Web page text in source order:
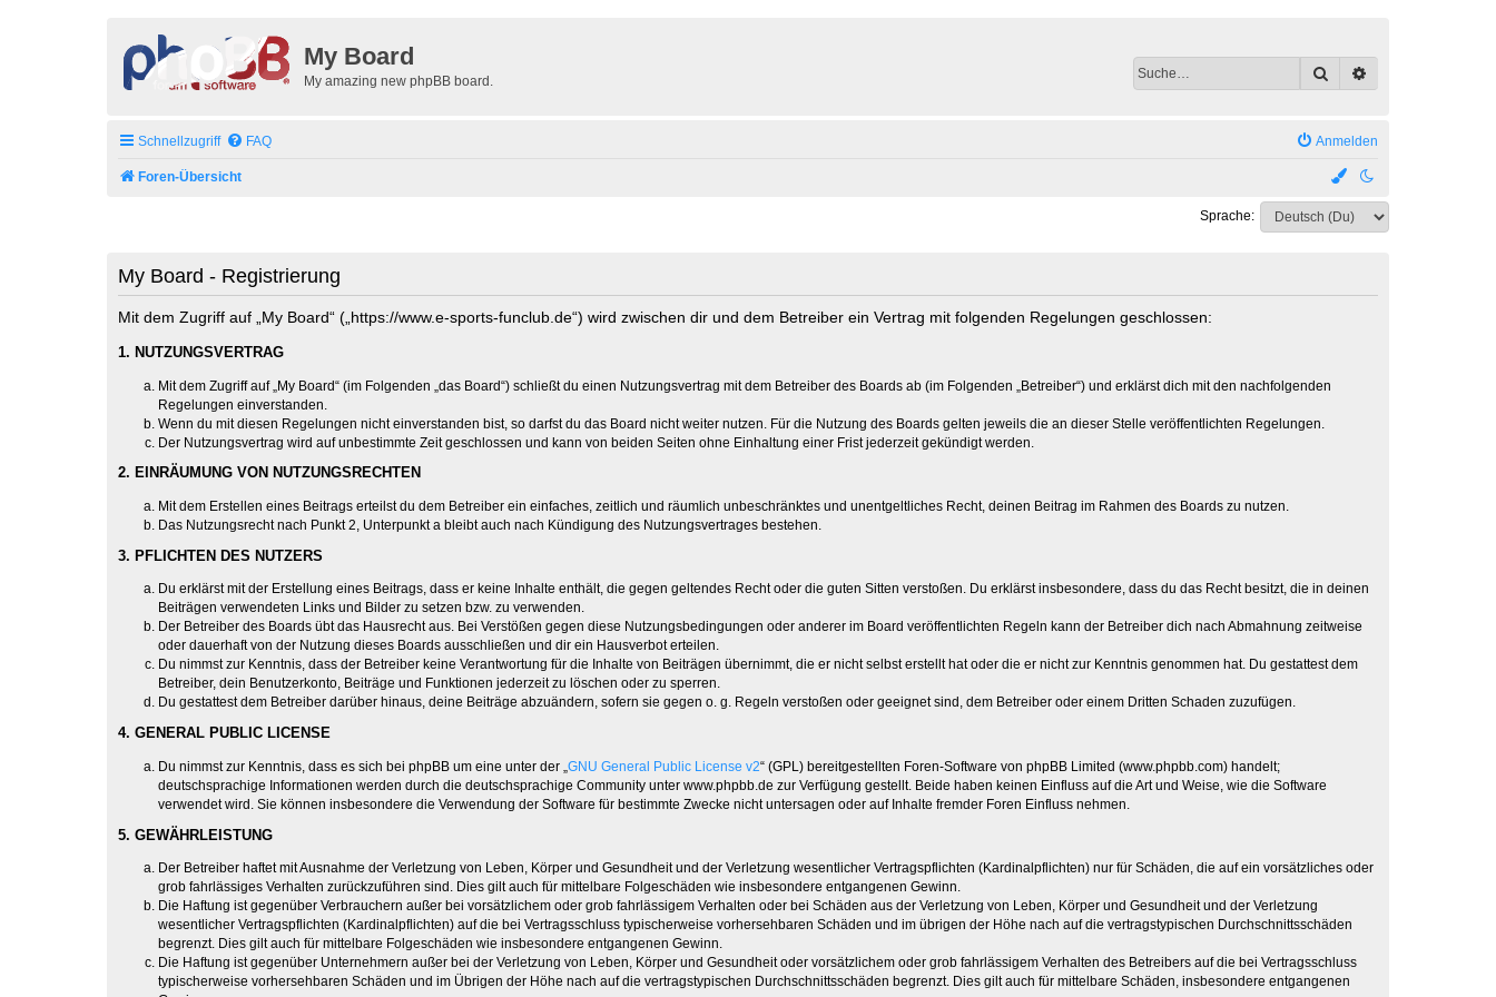
My Board
My amazing new phpBB board. Suche
Schnellzugriff FAQ Anmelden
Foren-Übersicht
Sprache:
My Board - Registrierung
Mit dem Zugriff auf „My Board“ („https://www.e-sports-funclub.de“) wird zwischen dir und dem Betreiber ein Vertrag mit folgenden Regelungen geschlossen:
1. NUTZUNGSVERTRAG
Mit dem Zugriff auf „My Board“ (im Folgenden „das Board“) schließt du einen Nutzungsvertrag mit dem Betreiber des Boards ab (im Folgenden „Betreiber“) und erklärst dich mit den nachfolgenden
Regelungen einverstanden.
Wenn du mit diesen Regelungen nicht einverstanden bist, so darfst du das Board nicht weiter nutzen. Für die Nutzung des Boards gelten jeweils die an dieser Stelle veröffentlichten Regelungen.
Der Nutzungsvertrag wird auf unbestimmte Zeit geschlossen und kann von beiden Seiten ohne Einhaltung einer Frist jederzeit gekündigt werden.
2. EINRÄUMUNG VON NUTZUNGSRECHTEN
Mit dem Erstellen eines Beitrags erteilst du dem Betreiber ein einfaches, zeitlich und räumlich unbeschränktes und unentgeltliches Recht, deinen Beitrag im Rahmen des Boards zu nutzen.
Das Nutzungsrecht nach Punkt 2, Unterpunkt a bleibt auch nach Kündigung des Nutzungsvertrages bestehen.
3. PFLICHTEN DES NUTZERS
Du erklärst mit der Erstellung eines Beitrags, dass er keine Inhalte enthält, die gegen geltendes Recht oder die guten Sitten verstoßen. Du erklärst insbesondere, dass du das Recht besitzt, die in deinen
Beiträgen verwendeten Links und Bilder zu setzen bzw. zu verwenden.
Der Betreiber des Boards übt das Hausrecht aus. Bei Verstößen gegen diese Nutzungsbedingungen oder anderer im Board veröffentlichten Regeln kann der Betreiber dich nach Abmahnung zeitweise
oder dauerhaft von der Nutzung dieses Boards ausschließen und dir ein Hausverbot erteilen.
Du nimmst zur Kenntnis, dass der Betreiber keine Verantwortung für die Inhalte von Beiträgen übernimmt, die er nicht selbst erstellt hat oder die er nicht zur Kenntnis genommen hat. Du gestattest dem
Betreiber, dein Benutzerkonto, Beiträge und Funktionen jederzeit zu löschen oder zu sperren.
Du gestattest dem Betreiber darüber hinaus, deine Beiträge abzuändern, sofern sie gegen o. g. Regeln verstoßen oder geeignet sind, dem Betreiber oder einem Dritten Schaden zuzufügen.
4. GENERAL PUBLIC LICENSE
Du nimmst zur Kenntnis, dass es sich bei phpBB um eine unter der „GNU General Public License v2“ (GPL) bereitgestellten Foren-Software von phpBB Limited (www.phpbb.com) handelt;
deutschsprachige Informationen werden durch die deutschsprachige Community unter www.phpbb.de zur Verfügung gestellt. Beide haben keinen Einfluss auf die Art und Weise, wie die Software
verwendet wird. Sie können insbesondere die Verwendung der Software für bestimmte Zwecke nicht untersagen oder auf Inhalte fremder Foren Einfluss nehmen.
5. GEWÄHRLEISTUNG
Der Betreiber haftet mit Ausnahme der Verletzung von Leben, Körper und Gesundheit und der Verletzung wesentlicher Vertragspflichten (Kardinalpflichten) nur für Schäden, die auf ein vorsätzliches oder
grob fahrlässiges Verhalten zurückzuführen sind. Dies gilt auch für mittelbare Folgeschäden wie insbesondere entgangenen Gewinn.
Die Haftung ist gegenüber Verbrauchern außer bei vorsätzlichem oder grob fahrlässigem Verhalten oder bei Schäden aus der Verletzung von Leben, Körper und Gesundheit und der Verletzung
wesentlicher Vertragspflichten (Kardinalpflichten) auf die bei Vertragsschluss typischerweise vorhersehbaren Schäden und im übrigen der Höhe nach auf die vertragstypischen Durchschnittsschäden
begrenzt. Dies gilt auch für mittelbare Folgeschäden wie insbesondere entgangenen Gewinn.
Die Haftung ist gegenüber Unternehmern außer bei der Verletzung von Leben, Körper und Gesundheit oder vorsätzlichem oder grob fahrlässigem Verhalten des Betreibers auf die bei Vertragsschluss
typischerweise vorhersehbaren Schäden und im Übrigen der Höhe nach auf die vertragstypischen Durchschnittsschäden begrenzt. Dies gilt auch für mittelbare Schäden, insbesondere entgangenen